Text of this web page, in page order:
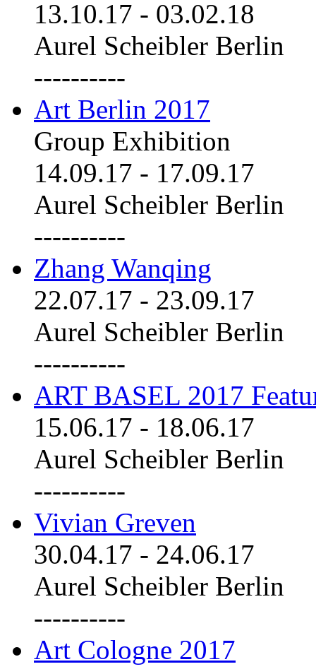
13.10.17 - 03.02.18
Aurel Scheibler Berlin
----------
Art Berlin 2017
Group Exhibition
14.09.17 - 17.09.17
Aurel Scheibler Berlin
----------
Zhang Wanqing
22.07.17 - 23.09.17
Aurel Scheibler Berlin
----------
ART BASEL 2017
15.06.17 - 18.06.17
Aurel Scheibler Berlin
----------
Vivian Greven
30.04.17 - 24.06.17
Aurel Scheibler Berlin
----------
Art Cologne 2017